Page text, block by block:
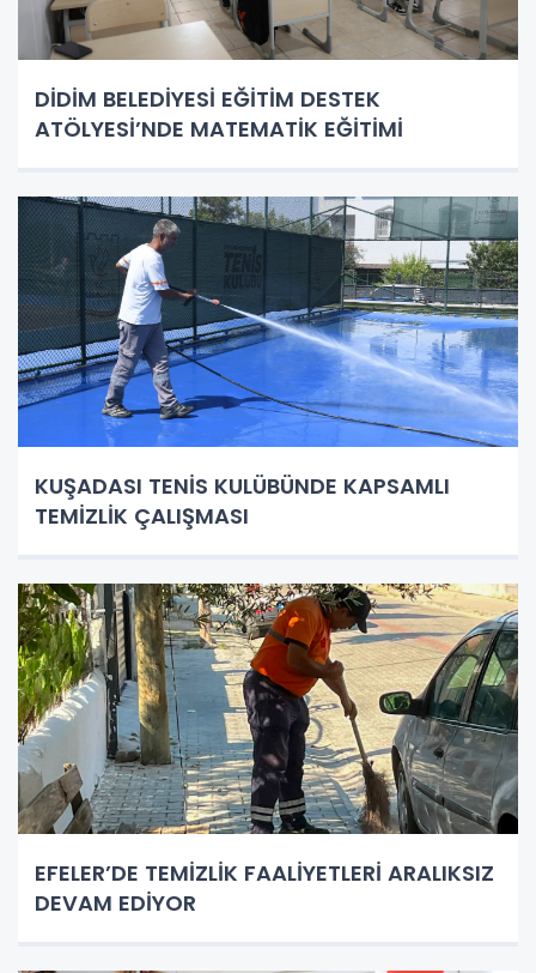
DİDİM BELEDİYESİ EĞİTİM DESTEK
ATÖLYESİ’NDE MATEMATİK EĞİTİMİ
KUŞADASI TENİS KULÜBÜNDE KAPSAMLI
TEMİZLİK ÇALIŞMASI
EFELER’DE TEMİZLİK FAALİYETLERİ ARALIKSIZ
DEVAM EDİYOR